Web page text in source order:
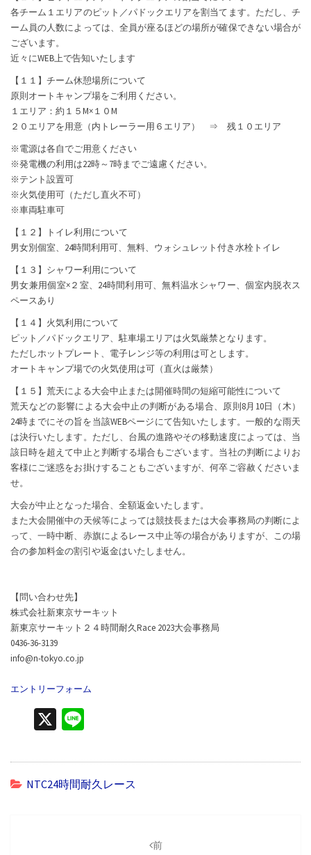
各チーム１エリアのピット／パドックエリアを割当てます。ただし、チ
ーム員の人数によっては、全員が座るほどの場所が確保できない場合が
ございます。
近々にWEB上で告知いたします
【１１】チーム休憩場所について
原則オートキャンプ場をご利用ください。
１エリア：約１５M×１０M
２０エリアを用意（内トレーラー用６エリア） ⇒ 残１０エリア
※電源は各自でご用意ください
※発電機の利用は22時～7時までご遠慮ください。
※テント設置可
※火気使用可（ただし直火不可）
※車両駐車可
【１２】トイレ利用について
男女別個室、24時間利用可、無料、ウォシュレット付き水栓トイレ
【１３】シャワー利用について
男女兼用個室×２室、24時間利用可、無料温水シャワー、個室内脱衣ス
ペースあり
【１４】火気利用について
ピット／パドックエリア、駐車場エリアは火気厳禁となります。
ただしホットプレート、電子レンジ等の利用は可とします。
オートキャンプ場での火気使用は可（直火は厳禁）
【１５】荒天による大会中止または開催時間の短縮可能性について
荒天などの影響による大会中止の判断がある場合、原則8月10日（木）
24時までにその旨を当該WEBページにて告知いたします。一般的な雨天
は決行いたします。ただし、台風の進路やその移動速度によっては、当
該日時を超えて中止と判断する場合もございます。当社の判断によりお
客様にご迷惑をお掛けすることもございますが、何卒ご容赦くださいま
せ。
大会が中止となった場合、全額返金いたします。
また大会開催中の天候等によっては競技長または大会事務局の判断によ
って、一時中断、赤旗によるレース中止等の場合がありますが、この場
合の参加料金の割引や返金はいたしません。
【問い合わせ先】
株式会社新東京サーキット
新東京サーキット２４時間耐久Race 2023大会事務局
0436-36-3139
info@n-tokyo.co.jp
エントリーフォーム
X
e
NTC24時間耐久レース
前